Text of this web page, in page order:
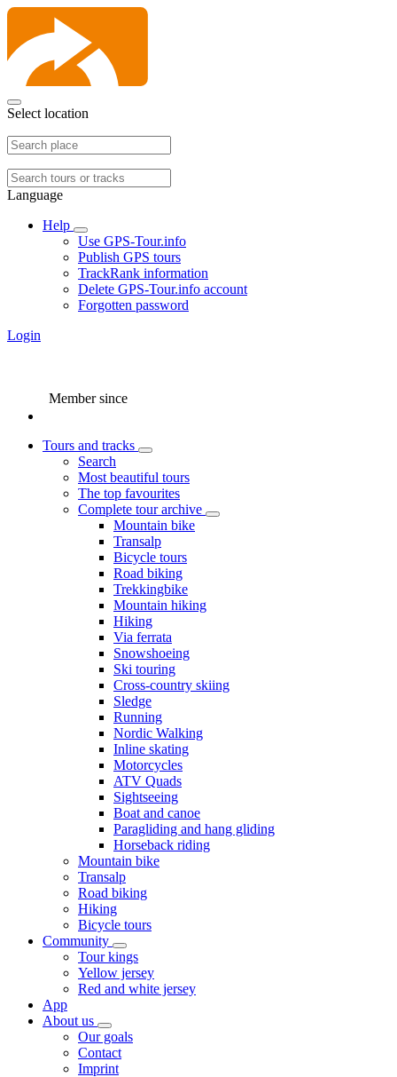
Select location
Language
Help
Use GPS-Tour.info
Publish GPS tours
TrackRank information
Delete GPS-Tour.info account
Forgotten password
Login
Member since
Tours and tracks
Search
Most beautiful tours
The top favourites
Complete tour archive
Mountain bike
Transalp
Bicycle tours
Road biking
Trekkingbike
Mountain hiking
Hiking
Via ferrata
Snowshoeing
Ski touring
Cross-country skiing
Sledge
Running
Nordic Walking
Inline skating
Motorcycles
ATV Quads
Sightseeing
Boat and canoe
Paragliding and hang gliding
Horseback riding
Mountain bike
Transalp
Road biking
Hiking
Bicycle tours
Community
Tour kings
Yellow jersey
Red and white jersey
App
About us
Our goals
Contact
Imprint